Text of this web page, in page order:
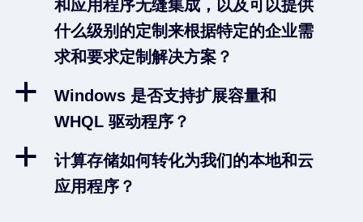
和应用程序无缝集成，以及可以提供
什么级别的定制来根据特定的企业需
求和要求定制解决方案？
a
Windows 是否支持扩展容量和
WHQL 驱动程序？
a
计算存储如何转化为我们的本地和云
应用程序？